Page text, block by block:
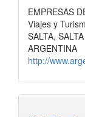
EMPRESAS
Viajes y
SALTA, SALTA
ARGENTINA
http://